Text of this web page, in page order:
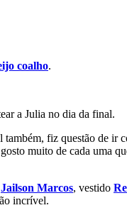
coalho.
a Julia no dia da final.
também, fiz questão de ir
muito de cada uma
Jailson Marcos, vestido
incrível.